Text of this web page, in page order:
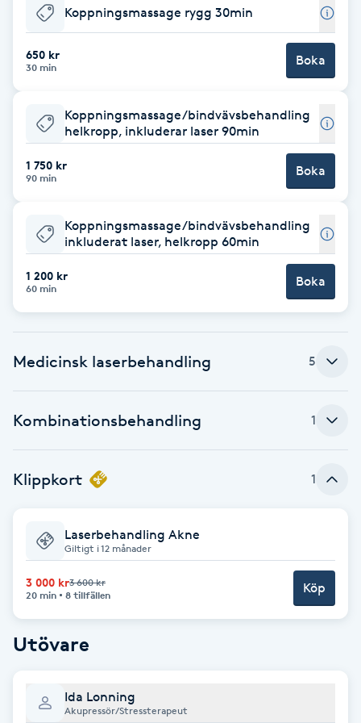
Babylights
Balayage
Bambumassage
Barber
Barnklippning
BIAB
Brynformning
Brynplockning
Celluliter
Coachning
Koppningsmassage rygg 30min
650 kr
30 min Boka
Koppningsmassage/bindvävsbehandling
helkropp, inkluderar laser 90min
1 750 kr
90 min Boka
Koppningsmassage/bindvävsbehandling
inkluderat laser, helkropp 60min
1 200 kr
60 min Boka
Medicinsk laserbehandling 5
Kombinationsbehandling 1
Klippkort 1
Laserbehandling Akne
Giltigt i 12 månader
3 000 kr3 600 kr
20 min
8 tillfällen Köp
Utövare
Ida Lonning
Akupressör/Stressterapeut